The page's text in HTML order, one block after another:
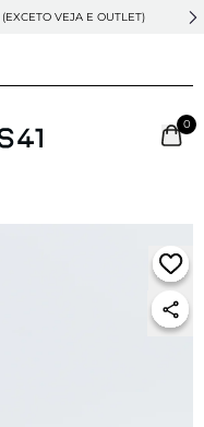
(EXCETO VEJA E OUTLET)
0